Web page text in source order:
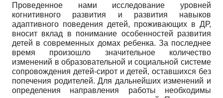
Проведенное нами исследование уровней
когнитивного развития и развития навыков
адаптивного поведения детей, проживающих в ДР,
вносит вклад в понимание особенностей развития
детей в современных домах ребенка. За последнее
время произошло значительное количество
изменений в образовательной и социальной системе
сопровождения детей-сирот и детей, оставшихся без
попечения родителей. Для дальнейших изменений и
определения направления работы необходимы